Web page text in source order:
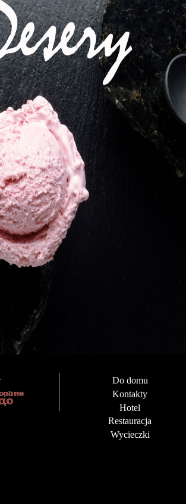
Do domu
Kontakty
Hotel
Restauracja
Wycieczki